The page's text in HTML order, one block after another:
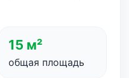
15 м²
общая площадь